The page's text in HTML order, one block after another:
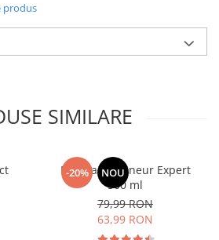
produs
SIMILARE
-20% NOU
Manhaē Draineur Expert
500 ml
79,99 RON
63,99 RON